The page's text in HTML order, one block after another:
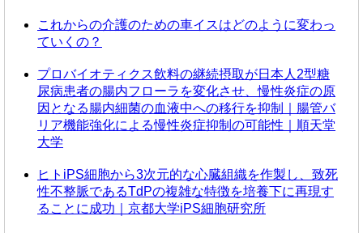
これからの介護のための車イスはどのように変わっ
ていくの？
プロバイオティクス飲料の継続摂取が日本人2型糖
尿病患者の腸内フローラを変化させ、慢性炎症の原
因となる腸内細菌の血液中への移行を抑制｜腸管バ
リア機能強化による慢性炎症抑制の可能性｜順天堂
大学
ヒトiPS細胞から3次元的な心臓組織を作製し、致死
性不整脈であるTdPの複雑な特徴を培養下に再現す
ることに成功｜京都大学iPS細胞研究所